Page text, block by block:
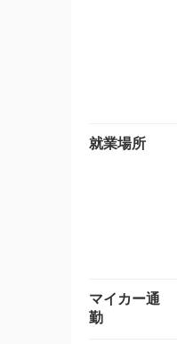
就業場所
マイカー通
勤